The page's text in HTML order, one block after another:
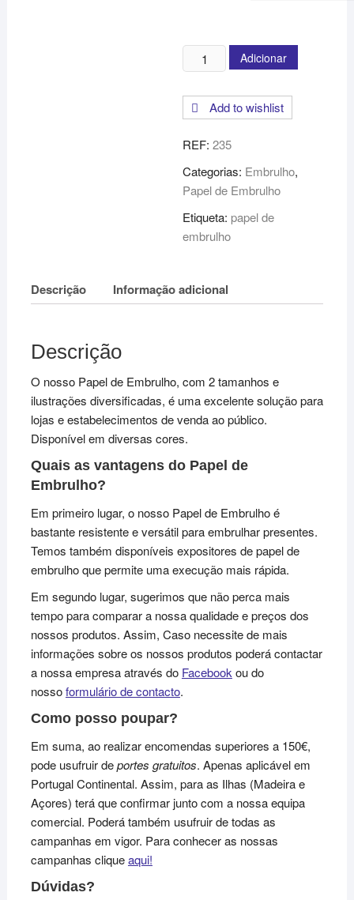
Quantidade
de
de
Adicionar
Add to wishlist
REF:235
Categorias: Embrulho,
Papel de Embrulho
Etiqueta: papel de
embrulho
Descrição Informação adicional
Descrição
O nosso Papel de Embrulho, com 2 tamanhos e
ilustrações diversificadas, é uma excelente solução para
lojas e estabelecimentos de venda ao público.
Disponível em diversas cores.
Quais as vantagens do Papel de
Embrulho?
Em primeiro lugar, o nosso Papel de Embrulho é
bastante resistente e versátil para embrulhar presentes.
Temos também disponíveis expositores de papel de
embrulho que permite uma execução mais rápida.
Em segundo lugar, sugerimos que não perca mais
tempo para comparar a nossa qualidade e preços dos
nossos produtos. Assim, Caso necessite de mais
informações sobre os nossos produtos poderá contactar
a nossa empresa através do Facebookou do
nossoformulário de contacto.
Como posso poupar?
Em suma, ao realizar encomendas superiores a 150€,
pode usufruir deportes gratuitos. Apenas aplicável em
Portugal Continental. Assim, para as Ilhas (Madeira e
Açores) terá que confirmar junto com a nossa equipa
comercial. Poderá também usufruir de todas as
campanhas em vigor. Para conhecer as nossas
campanhas cliqueaqui!
Dúvidas?